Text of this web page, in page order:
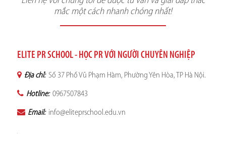
mắc một cách nhanh chóng nhất!
ELITE PR SCHOOL - HỌC PR VỚI NGƯỜI CHUYÊN NGHIỆP
Địa chỉ: Số 37 Phố Vũ Phạm Hàm, Phường Yên Hòa, TP Hà Nội.
Hotline: 0967507843
Email: info@eliteprschool.edu.vn